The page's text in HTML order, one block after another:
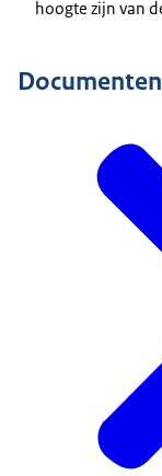
hoogte zijn van
Documenten